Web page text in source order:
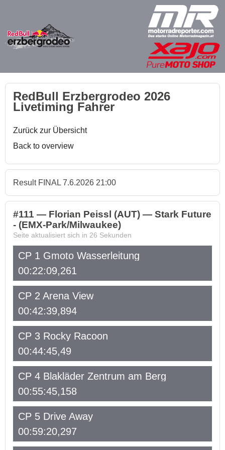
RedBull Erzbergrodeo 2026
Livetiming Fahrer
Zurück zur Übersicht
Back to overview
Result FINAL 7.6.2026 21:00
#111 — Florian Peissl (AUT) — Stark Future
- (EMX-Park/Milwaukee)
Seite aktualisiert sich in 26 Sekunden
CP 1 Gmoto Wasserleitung
00:22:09,261
CP 2 Arena View
00:42:39,894
CP 3 Rocky Racoon
00:44:45,49
CP 4 Blakläder Zentrum am Berg
00:55:45,158
CP 5 Drive Away
00:59:20,297